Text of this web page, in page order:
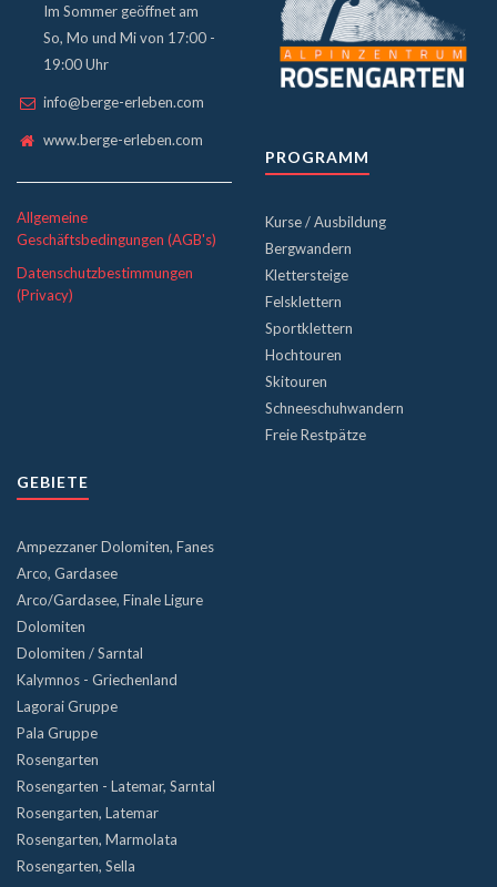
Im Sommer geöffnet am
So, Mo und Mi von 17:00 -
19:00 Uhr
info@berge-erleben.com
www.berge-erleben.com
Allgemeine
Geschäftsbedingungen (AGB's)
Datenschutzbestimmungen
(Privacy)
PROGRAMM
Kurse / Ausbildung
Bergwandern
Klettersteige
Felsklettern
Sportklettern
Hochtouren
Skitouren
Schneeschuhwandern
Freie Restpätze
GEBIETE
Ampezzaner Dolomiten, Fanes
Arco, Gardasee
Arco/Gardasee, Finale Ligure
Dolomiten
Dolomiten / Sarntal
Kalymnos - Griechenland
Lagorai Gruppe
Pala Gruppe
Rosengarten
Rosengarten - Latemar, Sarntal
Rosengarten, Latemar
Rosengarten, Marmolata
Rosengarten, Sella